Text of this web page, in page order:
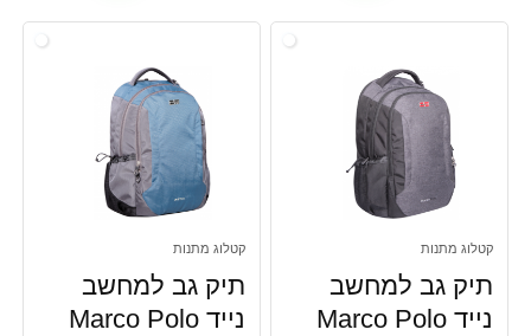
קטלוג מתנות
תיק גב למחשב
נייד Marco Polo
קטלוג מתנות
תיק גב למחשב
נייד Marco Polo